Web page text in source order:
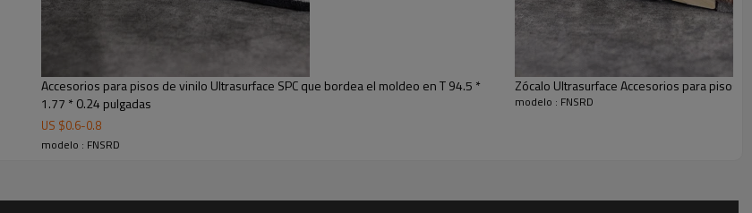
Accesorios para pisos de vinilo Ultrasurface SPC que bordea el moldeo en T 94.5 *
1.77 * 0.24 pulgadas
US $0.6-0.8
modelo : FNSRD
Zócalo Ultrasurface Accesorios para pisos
modelo : FNSRD